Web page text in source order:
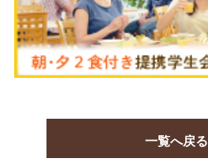
一覧へ戻る